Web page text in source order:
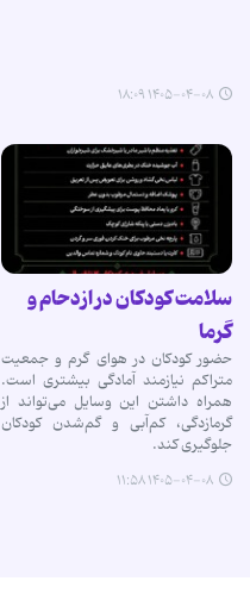
۱۴۰۵-۰۴-۰۸ ۱۸:۰۹
سلامت کودکان در ازدحام و
گرما
حضور کودکان در هوای گرم و جمعیت
متراکم نیازمند آمادگی بیشتری است.
همراه داشتن این وسایل می‌تواند از
گرمازدگی، کم‌آبی و گم‌شدن کودکان
جلوگیری کند.
۱۴۰۵-۰۴-۰۸ ۱۱:۵۸